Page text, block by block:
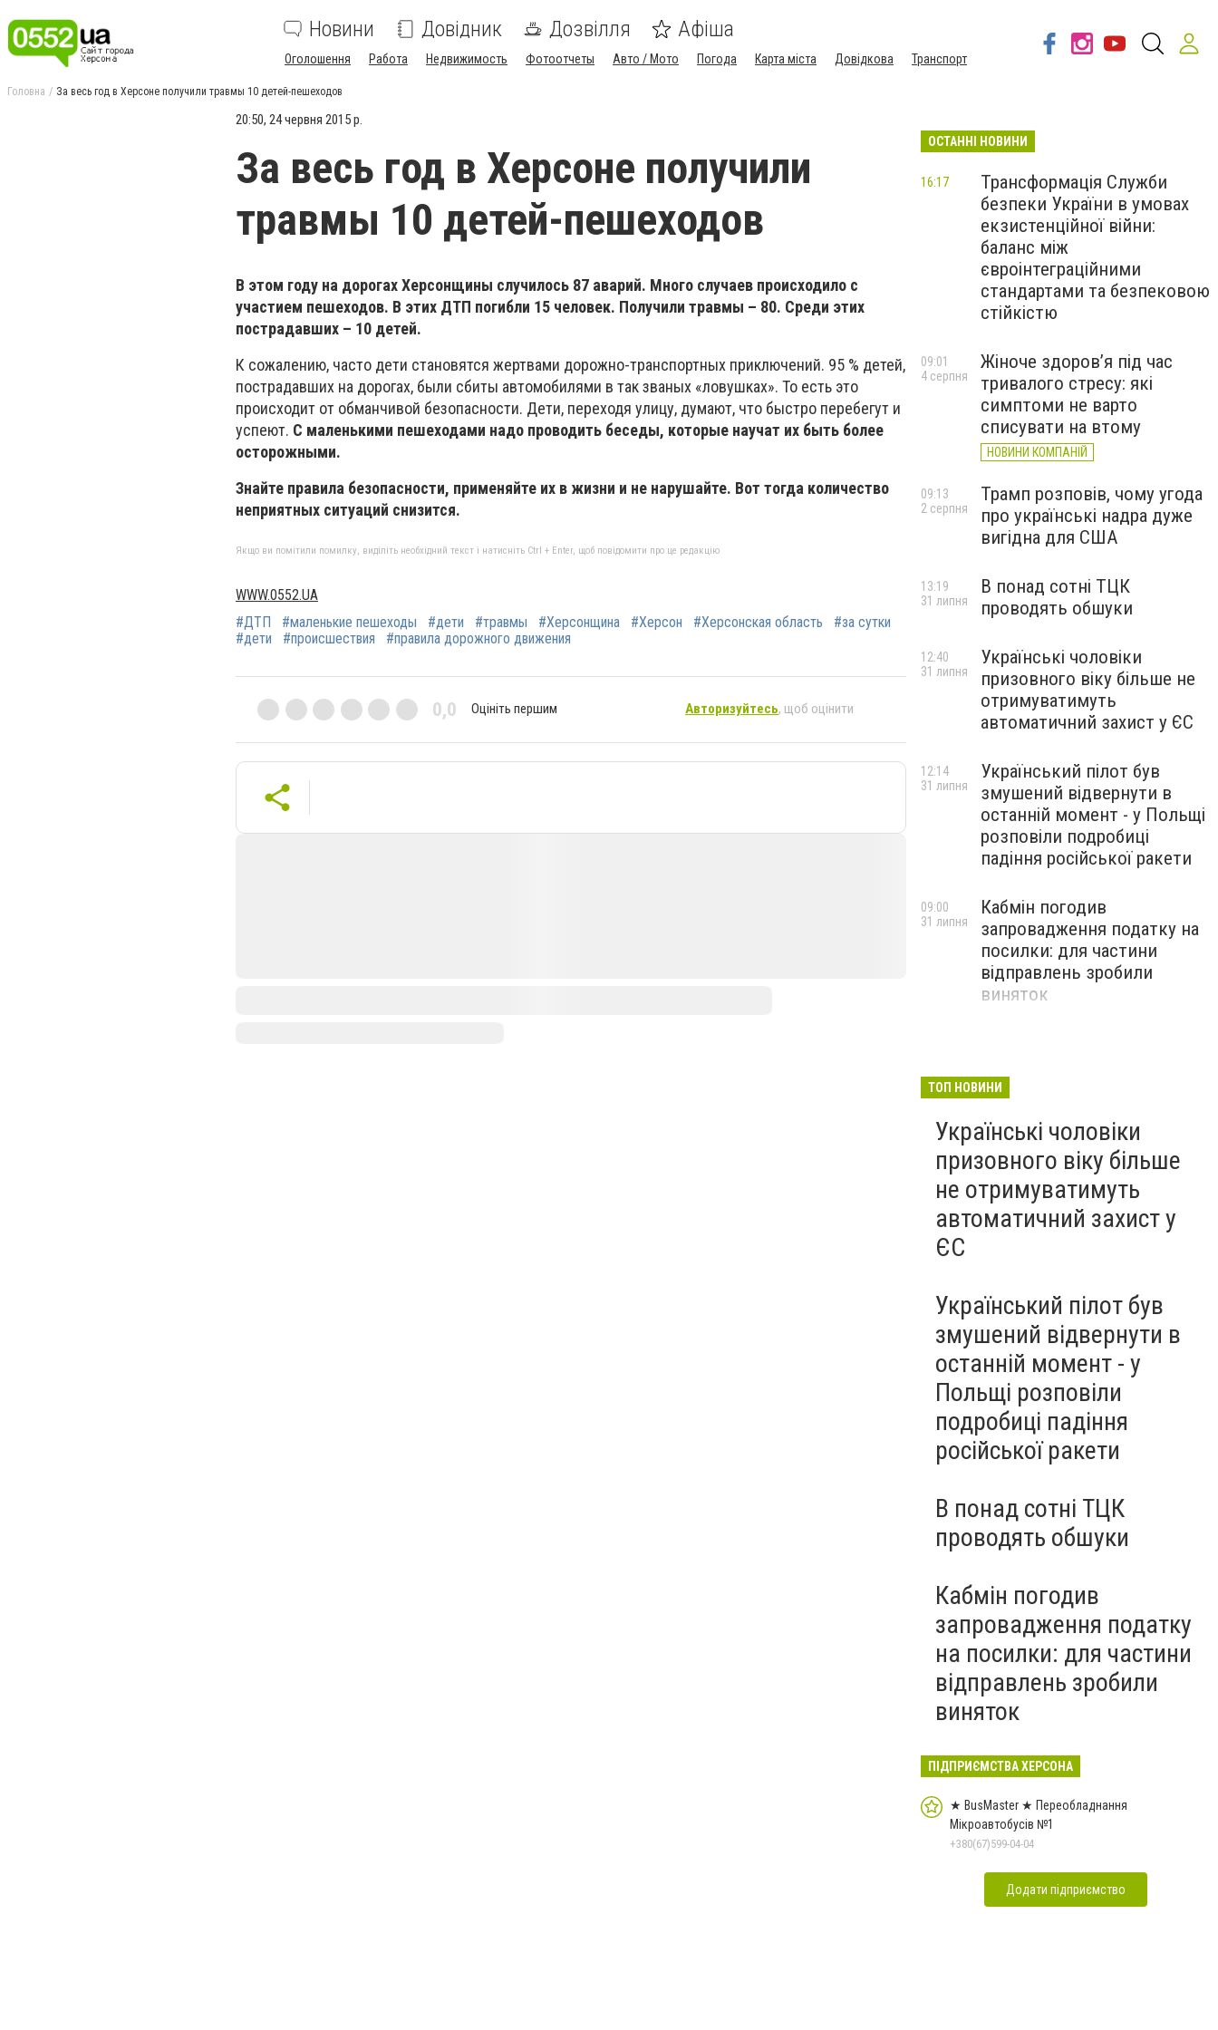
Новини Довідник Дозвілля Афіша
Оголошення Работа Недвижимость Фотоотчеты Авто / Мото Погода Карта міста Довідкова Транспорт
Головна За весь год в Херсоне получили травмы 10 детей-пешеходов
20:50, 24 червня 2015 р.
За весь год в Херсоне получили
травмы 10 детей-пешеходов
В этом году на дорогах Херсонщины случилось 87 аварий. Много случаев происходило с
участием пешеходов. В этих ДТП погибли 15 человек. Получили травмы – 80. Среди этих
пострадавших – 10 детей.
К сожалению, часто дети становятся жертвами дорожно-транспортных приключений. 95 % детей,
пострадавших на дорогах, были сбиты автомобилями в так званых «ловушках». То есть это
происходит от обманчивой безопасности. Дети, переходя улицу, думают, что быстро перебегут и
успеют. С маленькими пешеходами надо проводить беседы, которые научат их быть более
осторожными.
Знайте правила безопасности, применяйте их в жизни и не нарушайте. Вот тогда количество
неприятных ситуаций снизится.
Якщо ви помітили помилку, виділіть необхідний текст і натисніть Ctrl + Enter, щоб повідомити про це редакцію
WWW.0552.UA
#ДТП
#маленькие пешеходы #дети #травмы #Херсонщина #Херсон #Херсонская область
#за сутки
#дети
#происшествия #правила дорожного движения
0,0 Оцініть першим Авторизуйтесь, щоб оцінити
ОСТАННІ НОВИНИ
Трансформація Служби
безпеки України в умовах
екзистенційної війни:
баланс між
євроінтеграційними
стандартами та безпековою
стійкістю
16:17
Жіноче здоров’я під час
тривалого стресу: які
симптоми не варто
списувати на втому
НОВИНИ КОМПАНІЙ
09:01
4 серпня
Трамп розповів, чому угода
про українські надра дуже
вигідна для США
09:13
2 серпня
В понад сотні ТЦК
проводять обшуки
13:19
31 липня
Українські чоловіки
призовного віку більше не
отримуватимуть
автоматичний захист у ЄС
12:40
31 липня
Український пілот був
змушений відвернути в
останній момент - у Польщі
розповіли подробиці
падіння російської ракети
12:14
31 липня
Кабмін погодив
запровадження податку на
посилки: для частини
відправлень зробили
виняток
09:00
31 липня
доброчесності й
ТОП НОВИНИ
Українські чоловіки
призовного віку більше
не отримуватимуть
автоматичний захист у
ЄС
Український пілот був
змушений відвернути в
останній момент - у
Польщі розповіли
подробиці падіння
російської ракети
В понад сотні ТЦК
проводять обшуки
Кабмін погодив
запровадження податку
на посилки: для частини
відправлень зробили
виняток
ПІДПРИЄМСТВА ХЕРСОНА
★ BusMaster ★ Переобладнання
Мікроавтобусів №1
+380(67)599-04-04
Додати підприємство